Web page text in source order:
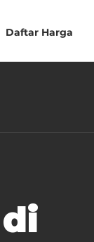
Daftar Harga